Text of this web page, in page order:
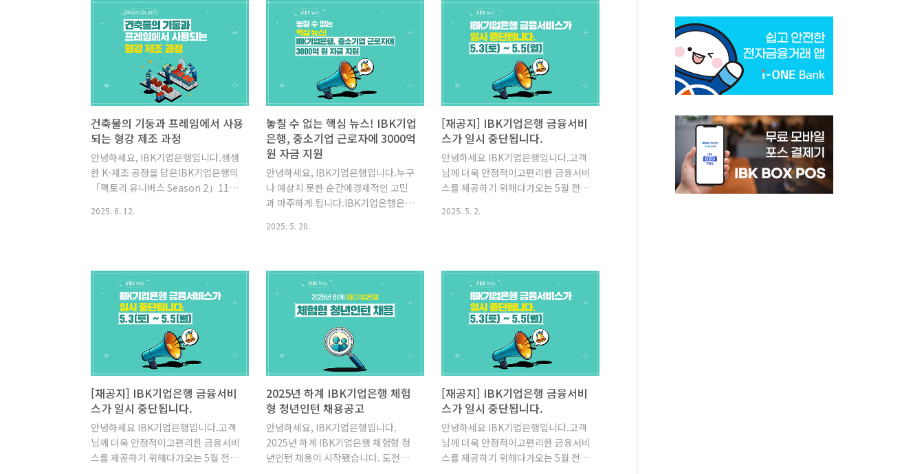
함께 확인해 볼까요? 문화소외계층을
초청해 IBK 모두다 가족콘서트를 개최
했습니다!IBK기업은행이 서울 강남
건설회관 CG아트홀에서다문화 가정,
차상위계층, 장애 아동을 둔 가족 등문
화 향유에 있어 상대적으로 기회가 적
었던문화소외계층을 초청해 IBK 모두
두다 가족콘서트는음악으로 하나 되는
소중한 시간이었는데요.팝페라와 아카
펠라, 퓨전국악과 퍼포먼스 밴드까지!
장르의 경계를 허물고, ..
반영구적 특성을 보입니다.또한 기존
철근 대비 고강도, 초경량, 내부식성의
장점을 가지고 있어고분자 수지로 강
화한 차세대 건축 소재로 떠오르고 있
습니다. 건축, 토목 등에서 폭넓게 사용
되고 있는 유리섬유철근!어떻게 만들
어지는지 궁금하시죠?대한민국 최초
업의 미래를 선도하는동국제강의유리
섬유철근 만드는 공정을 함께 구경해
볼까요?1. 유리섬유 투입(Injection
of Glass-Fi..
바로 확인해 볼까요? 외국인 고객을 위
해 안산외국인금융센터를 확장 개점했
습니다! 외국인 고객이 한국에서도 금
융 서비스를더 쉽고, 더 편리하게 이용
할 수 있도록IBK기업은행 안산외국인
금융센터가 새롭게 확장 개점했습니
다! 2008년에 개점한 안산외국인금융
경기도 안산에서다양한 맞춤형 금융
서비스를 지속적으로 제공해오고 있습
니다.특히, 외국인 전용 모바일뱅킹 애
플리케이션 설치부터 주요 금융상품
설명, 가입까지 외국인 마케터가..
건축물의 기둥과 프레임에서 사용
되는 형강 제조 과정
안녕하세요, IBK기업은행입니다.생생
한 K-제조 공정을 담은IBK기업은행의
「팩토리 유니버스 Season 2」11화
축물의 뼈대 속,놀라운 K-제조 기술력
의 미래를 선도하는 기업동국제강입니
다.이번 에피소드에서는 ‘철강보국’의
이념으로 설립된 동국제강이 건축물의
기둥과 프레임 등에 사용되는 형강*을
생산하는공정을 소개해 드리겠습니다.
* ㄷ형강(Channel) : 트러스 제작 등
에 사용되는 구조로서 웨브에서 한쪽
형상으로 되어있어 조립과 접합에 유
리한 형태가 특징입니다. * H형강(H
Beam) : 넓고 두꺼운 프랜지와 얇은
웨브로 구성..
2025. 6. 12.
놓칠 수 없는 핵심 뉴스! IBK기업
은행, 중소기업 근로자에 3000억
원 자금 지원
안녕하세요, IBK기업은행입니다.누구
나 예상치 못한 순간에경제적인 고민
과 마주하게 됩니다.IBK기업은행은 고
생활자금이 꼭 필요한 순간에 힘이 되
여주었는지 함께 살펴볼까요! 금융취
약계층 지원을 위해 근로복지공단과
업무협약을 체결하였습니다.근로복지
이차보전 융자사업’의 사업자로IBK기
업은행이 단독 선정되어업무협약을 체
결하게 되었습니다. IBK기업은행은 지
보전 융자사업'에3000억 원 규모의 자
금 지원을 약속했습니다.‘근로자생활
안정자금 이차보전 융자사업’은근로복
지공단의 추천서를 발급받은 고객을
대상으로일반 신용대출 대비 저금리의
2025. 5. 20.
[재공지] IBK기업은행 금융서비
스가 일시 중단됩니다.
안녕하세요 IBK기업은행입니다.고객
님께 더욱 안정적이고편리한 금융서비
스를 제공하기 위해다가오는 5월 전산
따라 일정 기간 동안일부 금융서비스
기업은행 금융서비스 일시 중단IBK기
업은행 전산시스템 이전 작업으로금융
서비스가 일시 중단됩니다.[중단기
간]2025.5.3.(토) ~ 5.5.(월)[중단없이
이용가능]• 신용카드 결제• 고객센터
사고신고[5.3.(토) 낮 12시부터 이용가
능]• 체크카드 결제• 계좌이체• ATM
요하신 고객님은신용카드를 사용하시
거나,사전에 현금 인출 부탁드립니다!
[5.6.(화) 부터 이용가능]• 모든 금..
2025. 5. 2.
[재공지] IBK기업은행 금융서비
스가 일시 중단됩니다.
안녕하세요 IBK기업은행입니다.고객
님께 더욱 안정적이고편리한 금융서비
스를 제공하기 위해다가오는 5월 전산
2025년 하계 IBK기업은행 체험
형 청년인턴 채용공고
안녕하세요, IBK기업은행입니다.
2025년 하계 IBK기업은행 체험형 청
년인턴 채용이 시작됐습니다. 도전하
[재공지] IBK기업은행 금융서비
스가 일시 중단됩니다.
안녕하세요 IBK기업은행입니다.고객
님께 더욱 안정적이고편리한 금융서비
스를 제공하기 위해다가오는 5월 전산